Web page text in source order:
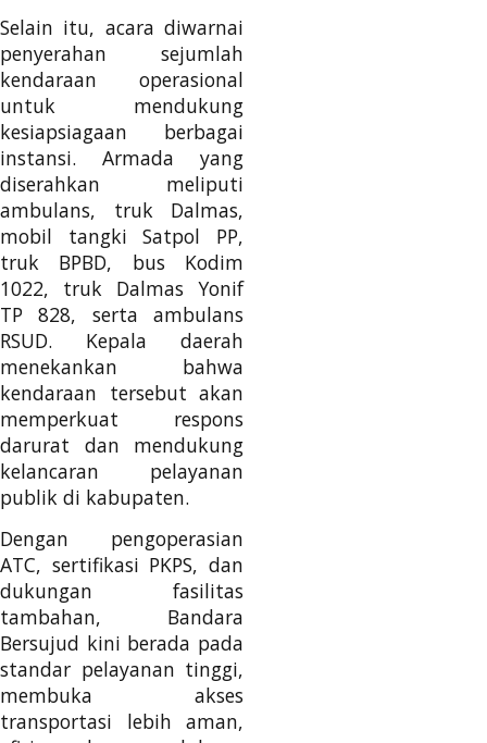
Selain itu, acara diwarnai
penyerahan sejumlah
kendaraan operasional
untuk mendukung
kesiapsiagaan berbagai
instansi. Armada yang
diserahkan meliputi
ambulans, truk Dalmas,
mobil tangki Satpol PP,
truk BPBD, bus Kodim
1022, truk Dalmas Yonif
TP 828, serta ambulans
RSUD. Kepala daerah
menekankan bahwa
kendaraan tersebut akan
memperkuat respons
darurat dan mendukung
kelancaran pelayanan
publik di kabupaten.
Dengan pengoperasian
ATC, sertifikasi PKPS, dan
dukungan fasilitas
tambahan, Bandara
Bersujud kini berada pada
standar pelayanan tinggi,
membuka akses
transportasi lebih aman,